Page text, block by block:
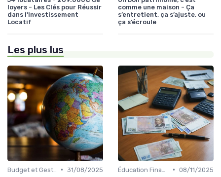
loyers - Les Clés pour Réussir
dans l'Investissement
Locatif
comme une maison - Ça
s’entretient, ça s’ajuste, ou
ça s’écroule
Les plus lus
• 31/08/2025
• 08/11/2025